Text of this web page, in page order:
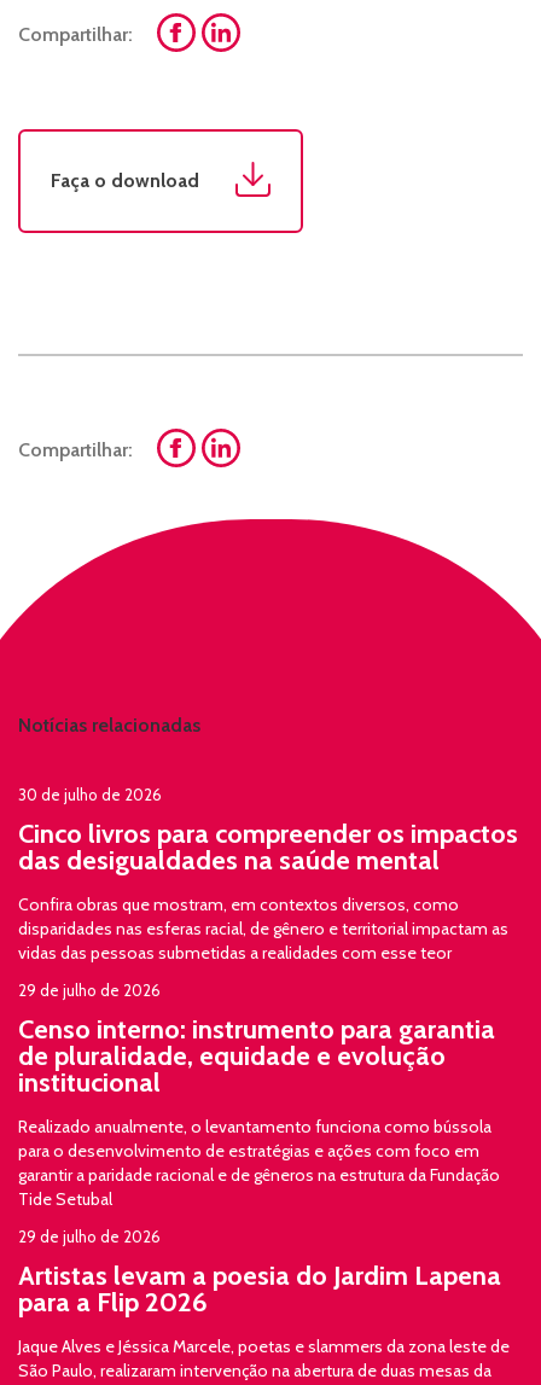
Compartilhar:
Faça o download
Compartilhar:
Notícias relacionadas
30 de julho de 2026
Cinco livros para compreender os impactos
das desigualdades na saúde mental
Confira obras que mostram, em contextos diversos, como
disparidades nas esferas racial, de gênero e territorial impactam as
vidas das pessoas submetidas a realidades com esse teor
29 de julho de 2026
Censo interno: instrumento para garantia
de pluralidade, equidade e evolução
institucional
Realizado anualmente, o levantamento funciona como bússola
para o desenvolvimento de estratégias e ações com foco em
garantir a paridade racional e de gêneros na estrutura da Fundação
Tide Setubal
29 de julho de 2026
Artistas levam a poesia do Jardim Lapena
para a Flip 2026
Jaque Alves e Jéssica Marcele, poetas e slammers da zona leste de
São Paulo, realizaram intervenção na abertura de duas mesas da